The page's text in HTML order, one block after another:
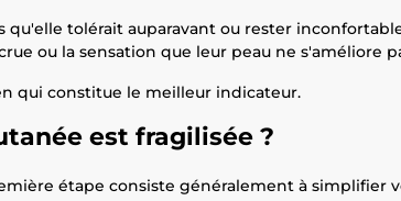
tolérait auparavant ou rester
ou la sensation que leur peau ne s'améliore
qui constitue le meilleur indicateur.
est fragilisée ?
étape consiste généralement à simplifier